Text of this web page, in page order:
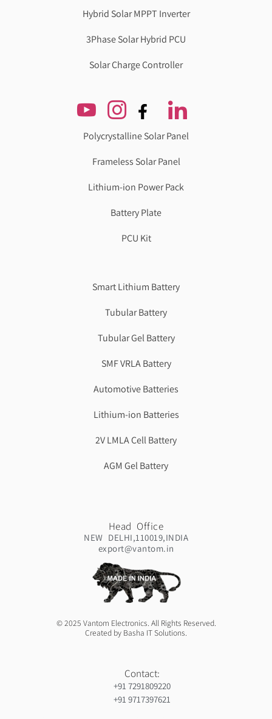
Hybrid Solar MPPT Inverter
3Phase Solar Hybrid PCU
Solar Charge Controller
Polycrystalline Solar Panel
Frameless Solar Panel
Lithium-ion Power Pack
Battery Plate
PCU Kit
Smart Lithium Battery
Tubular Battery
Tubular Gel Battery
SMF VRLA Battery
Automotive Batteries
Lithium-ion Batteries
2V LMLA Cell Battery
AGM Gel Battery
Head Office
NEW DELHI,110019,INDIA
export@vantom.in
© 2025 Vantom Electronics. All Rights Reserved.
Created by Basha IT Solutions.
Contact:
+91 7291809220
+91 9717397621